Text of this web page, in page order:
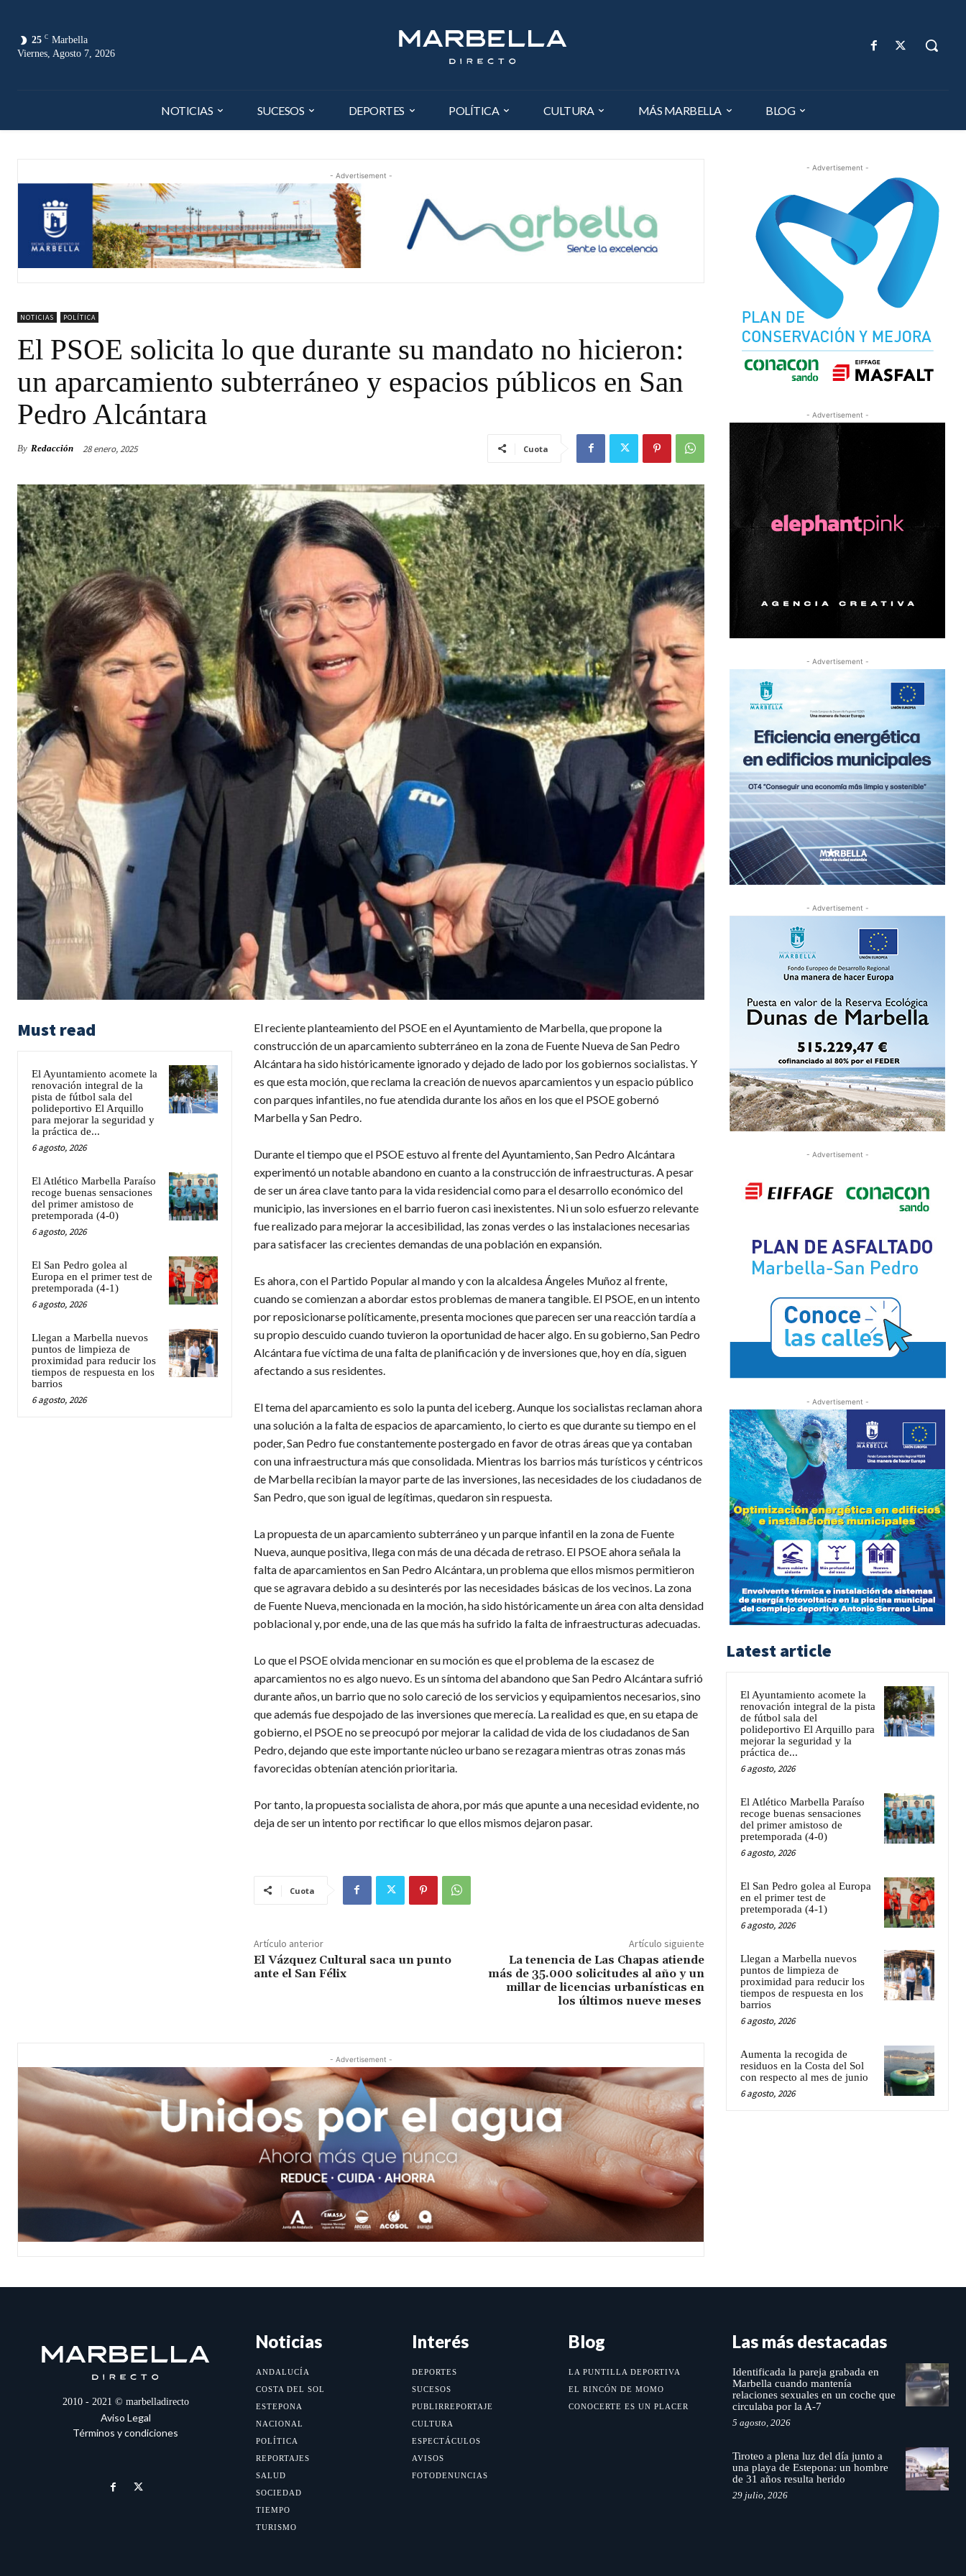
25 C Marbella
Viernes, Agosto 7, 2026
NOTICIAS SUCESOS DEPORTES POLÍTICA CULTURA MÁS MARBELLA BLOG
- Advertisement -
NOTICIAS POLÍTICA
El PSOE solicita lo que durante su mandato no hicieron:
un aparcamiento subterráneo y espacios públicos en San
Pedro Alcántara
By Redacción 28 enero, 2025 Cuota
Must read
El Ayuntamiento acomete la
renovación integral de la
pista de fútbol sala del
polideportivo El Arquillo
para mejorar la seguridad y
la práctica de...
6 agosto, 2026
El Atlético Marbella Paraíso
recoge buenas sensaciones
del primer amistoso de
pretemporada (4-0)
6 agosto, 2026
El San Pedro golea al
Europa en el primer test de
pretemporada (4-1)
6 agosto, 2026
Llegan a Marbella nuevos
puntos de limpieza de
proximidad para reducir los
tiempos de respuesta en los
barrios
6 agosto, 2026
El reciente planteamiento del PSOE en el Ayuntamiento de Marbella, que propone la
construcción de un aparcamiento subterráneo en la zona de Fuente Nueva de San Pedro
Alcántara ha sido históricamente ignorado y dejado de lado por los gobiernos socialistas. Y
es que esta moción, que reclama la creación de nuevos aparcamientos y un espacio público
con parques infantiles, no fue atendida durante los años en los que el PSOE gobernó
Marbella y San Pedro.
Durante el tiempo que el PSOE estuvo al frente del Ayuntamiento, San Pedro Alcántara
experimentó un notable abandono en cuanto a la construcción de infraestructuras. A pesar
de ser un área clave tanto para la vida residencial como para el desarrollo económico del
municipio, las inversiones en el barrio fueron casi inexistentes. Ni un solo esfuerzo relevante
fue realizado para mejorar la accesibilidad, las zonas verdes o las instalaciones necesarias
para satisfacer las crecientes demandas de una población en expansión.
Es ahora, con el Partido Popular al mando y con la alcaldesa Ángeles Muñoz al frente,
cuando se comienzan a abordar estos problemas de manera tangible. El PSOE, en un intento
por reposicionarse políticamente, presenta mociones que parecen ser una reacción tardía a
su propio descuido cuando tuvieron la oportunidad de hacer algo. En su gobierno, San Pedro
Alcántara fue víctima de una falta de planificación y de inversiones que, hoy en día, siguen
afectando a sus residentes.
El tema del aparcamiento es solo la punta del iceberg. Aunque los socialistas reclaman ahora
una solución a la falta de espacios de aparcamiento, lo cierto es que durante su tiempo en el
poder, San Pedro fue constantemente postergado en favor de otras áreas que ya contaban
con una infraestructura más que consolidada. Mientras los barrios más turísticos y céntricos
de Marbella recibían la mayor parte de las inversiones, las necesidades de los ciudadanos de
San Pedro, que son igual de legítimas, quedaron sin respuesta.
La propuesta de un aparcamiento subterráneo y un parque infantil en la zona de Fuente
Nueva, aunque positiva, llega con más de una década de retraso. El PSOE ahora señala la
falta de aparcamientos en San Pedro Alcántara, un problema que ellos mismos permitieron
que se agravara debido a su desinterés por las necesidades básicas de los vecinos. La zona
de Fuente Nueva, mencionada en la moción, ha sido históricamente un área con alta densidad
poblacional y, por ende, una de las que más ha sufrido la falta de infraestructuras adecuadas.
Lo que el PSOE olvida mencionar en su moción es que el problema de la escasez de
aparcamientos no es algo nuevo. Es un síntoma del abandono que San Pedro Alcántara sufrió
durante años, un barrio que no solo careció de los servicios y equipamientos necesarios, sino
que además fue despojado de las inversiones que merecía. La realidad es que, en su etapa de
gobierno, el PSOE no se preocupó por mejorar la calidad de vida de los ciudadanos de San
Pedro, dejando que este importante núcleo urbano se rezagara mientras otras zonas más
favorecidas obtenían atención prioritaria.
Por tanto, la propuesta socialista de ahora, por más que apunte a una necesidad evidente, no
deja de ser un intento por rectificar lo que ellos mismos dejaron pasar.
Cuota
Artículo anterior
El Vázquez Cultural saca un punto
ante el San Félix
Artículo siguiente
La tenencia de Las Chapas atiende
más de 35.000 solicitudes al año y un
millar de licencias urbanísticas en
los últimos nueve meses
- Advertisement -
- Advertisement -
- Advertisement -
- Advertisement -
- Advertisement -
- Advertisement -
- Advertisement -
Latest article
El Ayuntamiento acomete la
renovación integral de la pista
de fútbol sala del
polideportivo El Arquillo para
mejorar la seguridad y la
práctica de...
6 agosto, 2026
El Atlético Marbella Paraíso
recoge buenas sensaciones
del primer amistoso de
pretemporada (4-0)
6 agosto, 2026
El San Pedro golea al Europa
en el primer test de
pretemporada (4-1)
6 agosto, 2026
Llegan a Marbella nuevos
puntos de limpieza de
proximidad para reducir los
tiempos de respuesta en los
barrios
6 agosto, 2026
Aumenta la recogida de
residuos en la Costa del Sol
con respecto al mes de junio
6 agosto, 2026
2010 - 2021 © marbelladirecto
Aviso Legal
Términos y condiciones
Noticias
ANDALUCÍA
COSTA DEL SOL
ESTEPONA
NACIONAL
POLÍTICA
REPORTAJES
SALUD
SOCIEDAD
TIEMPO
TURISMO
Interés
DEPORTES
SUCESOS
PUBLIRREPORTAJE
CULTURA
ESPECTÁCULOS
AVISOS
FOTODENUNCIAS
Blog
LA PUNTILLA DEPORTIVA
EL RINCÓN DE MOMO
CONOCERTE ES UN PLACER
Las más destacadas
Identificada la pareja grabada en
Marbella cuando mantenía
relaciones sexuales en un coche que
circulaba por la A-7
5 agosto, 2026
Tiroteo a plena luz del día junto a
una playa de Estepona: un hombre
de 31 años resulta herido
29 julio, 2026